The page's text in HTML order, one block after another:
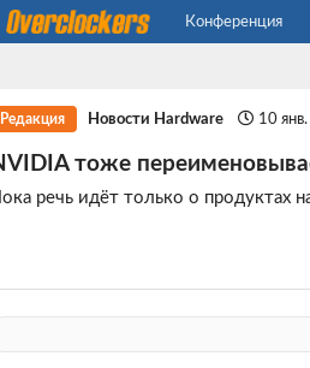
Конференция
Редакция Новости Hardware 10
тоже
речь идёт только о продуктах